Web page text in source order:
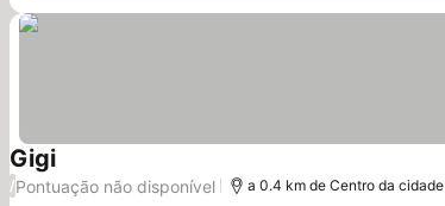
GigiVer preços
/Pontuação não disponível a 0.4 km de Centro da cidade